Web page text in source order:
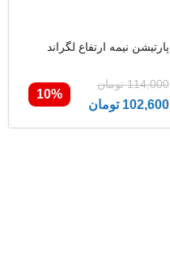
پارتیشن نیمه ارتفاع لگراند
114,000 تومان
102,600 تومان
10%